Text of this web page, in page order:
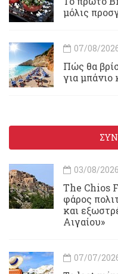
μόλις
07/08/
Πώς θα
για μπάνιο
03/08/2026
Τhe Chios
φάρος
και
Αιγαίου»
07/07/